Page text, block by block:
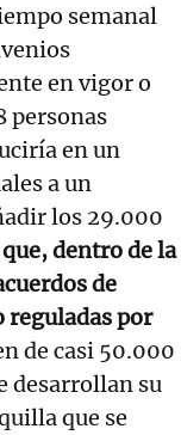
semanal
en vigor o
personas
en un
a un
los 29.000
dentro de la
de
reguladas por
de casi 50.000
desarrollan su
que se